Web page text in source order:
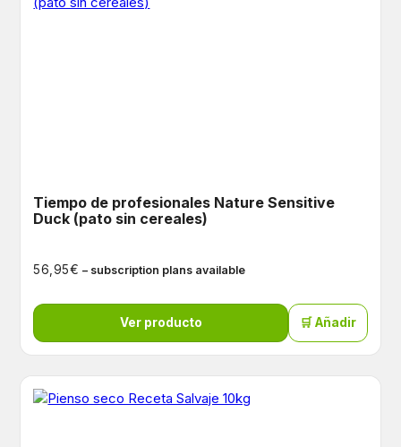
Tiempo de profesionales Nature Sensitive
Duck (pato sin cereales)
56,95€ – subscription plans available
Ver producto 🛒 Añadir